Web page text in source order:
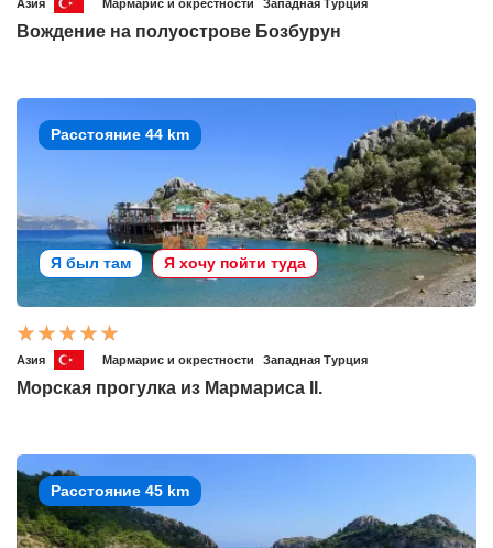
Азия Мармарис и окрестности Западная Турция
Вождение на полуострове Бозбурун
Расстояние 44 km
Я был там Я хочу пойти туда
Азия Мармарис и окрестности Западная Турция
Морская прогулка из Мармариса II.
Расстояние 45 km